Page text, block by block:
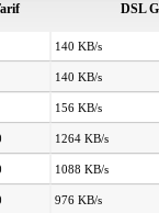
DSL
140 KB/s
140 KB/s
156 KB/s
1264 KB/s
1088 KB/s
976 KB/s